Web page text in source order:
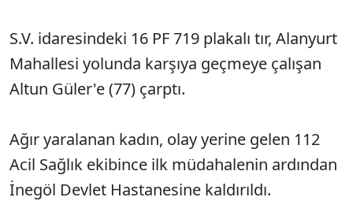
S.V. idaresindeki 16 PF 719 plakalı tır, Alanyurt
Mahallesi yolunda karşıya geçmeye çalışan
Altun Güler'e (77) çarptı.
Ağır yaralanan kadın, olay yerine gelen 112
Acil Sağlık ekibince ilk müdahalenin ardından
İnegöl Devlet Hastanesine kaldırıldı.